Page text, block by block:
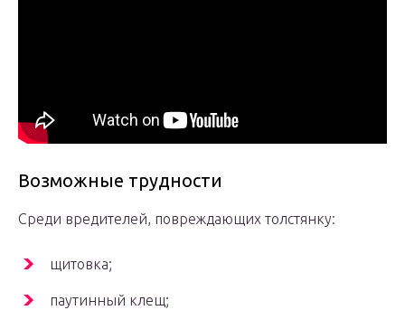
Возможные трудности
Среди вредителей, повреждающих толстянку:
щитовка;
паутинный клещ;